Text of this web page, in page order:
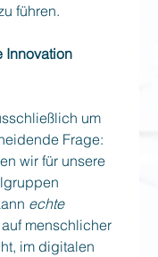
führen.
Innovation
um
Frage:
wir für unsere
echte
menschlicher
im digitalen